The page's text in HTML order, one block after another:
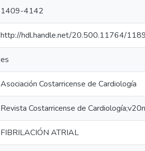
1409-4142
http://hdl.handle.net/20.500.11764/1189
es
Asociación Costarricense de Cardiología
Revista Costarricense de
FIBRILACIÓN ATRIAL